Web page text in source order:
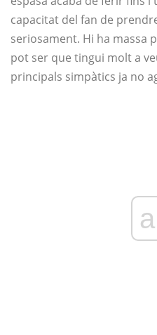
capacitat del fan de
seriosament. Hi ha massa
pot ser que tingui molt a
principals simpàtics ja no